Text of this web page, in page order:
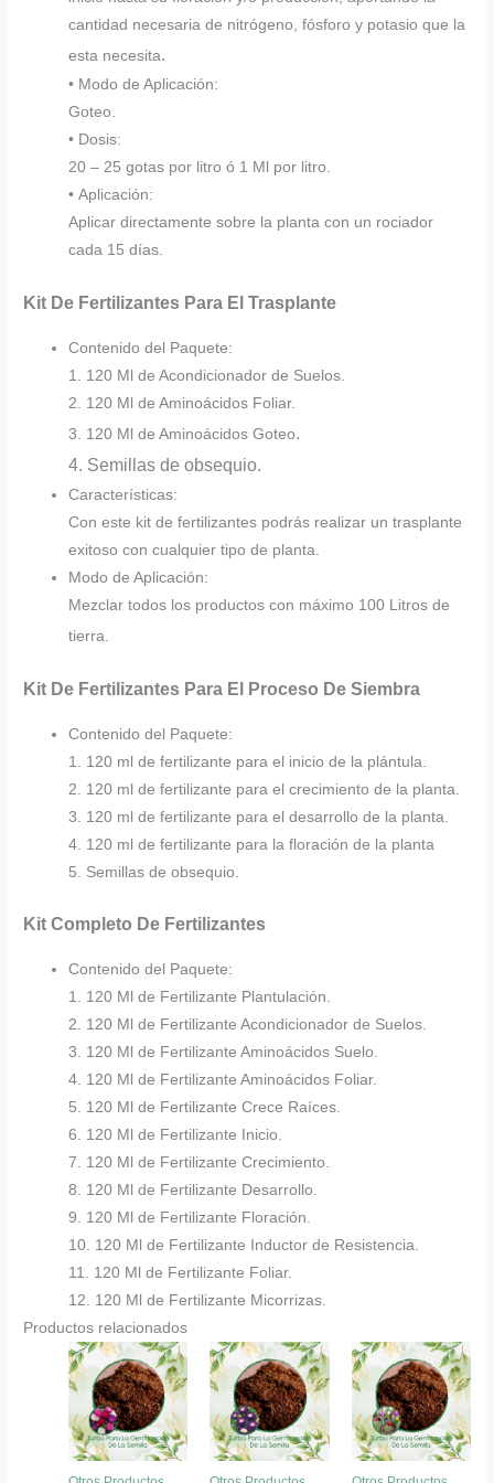
cantidad necesaria de nitrógeno, fósforo y potasio que la
esta necesita.
• Modo de Aplicación:
Goteo.
• Dosis:
20 – 25 gotas por litro ó 1 Ml por litro.
• Aplicación:
Aplicar directamente sobre la planta con un rociador
cada 15 días.
Kit De Fertilizantes Para El Trasplante
Contenido del Paquete:
1. 120 Ml de Acondicionador de Suelos.
2. 120 Ml de Aminoácidos Foliar.
3. 120 Ml de Aminoácidos Goteo.
4. Semillas de obsequio.
Características:
Con este kit de fertilizantes podrás realizar un trasplante
exitoso con cualquier tipo de planta.
Modo de Aplicación:
Mezclar todos los productos con máximo 100 Litros de
tierra.
Kit De Fertilizantes Para El Proceso De Siembra
Contenido del Paquete:
1. 120 ml de fertilizante para el inicio de la plántula.
2. 120 ml de fertilizante para el crecimiento de la planta.
3. 120 ml de fertilizante para el desarrollo de la planta.
4. 120 ml de fertilizante para la floración de la planta
5. Semillas de obsequio.
Kit Completo De Fertilizantes
Contenido del Paquete:
1. 120 Ml de Fertilizante Plantulación.
2. 120 Ml de Fertilizante Acondicionador de Suelos.
3. 120 Ml de Fertilizante Aminoácidos Suelo.
4. 120 Ml de Fertilizante Aminoácidos Foliar.
5. 120 Ml de Fertilizante Crece Raíces.
6. 120 Ml de Fertilizante Inicio.
7. 120 Ml de Fertilizante Crecimiento.
8. 120 Ml de Fertilizante Desarrollo.
9. 120 Ml de Fertilizante Floración.
10. 120 Ml de Fertilizante Inductor de Resistencia.
11. 120 Ml de Fertilizante Foliar.
12. 120 Ml de Fertilizante Micorrizas.
Productos relacionados